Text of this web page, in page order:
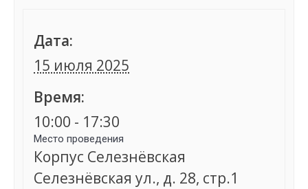
Дата:
15 июля 2025
Время:
10:00 - 17:30
Место проведения
Корпус Селезнёвская
Селезнёвская ул., д. 28, стр.1